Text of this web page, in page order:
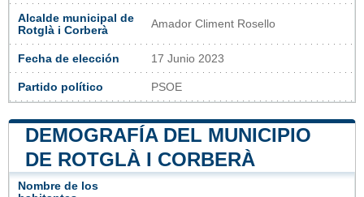
Alcalde municipal de
Rotglà i Corberà
Amador Climent Rosello
Fecha de elección 17 Junio 2023
Partido político PSOE
DEMOGRAFÍA DEL MUNICIPIO
DE ROTGLÀ I CORBERÀ
Nombre de los